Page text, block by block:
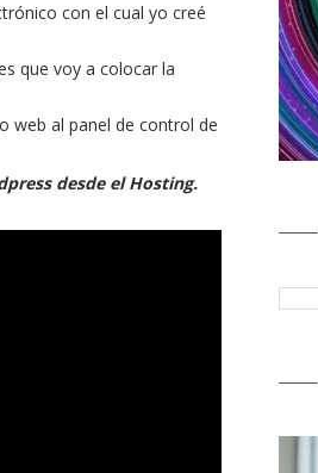
con el cual yo creé
que voy a colocar la
web al panel de control de
desde el Hosting.